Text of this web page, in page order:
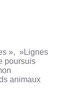
», »Lignes
poursuis
animaux